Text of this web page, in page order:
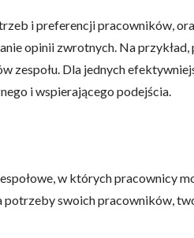
i preferencji pracowników,
opinii zwrotnych. Na przykład,
zespołu. Dla jednych
i wspierającego podejścia.
w których pracownicy
potrzeby swoich pracowników,
różni użytkownicy zachowują się
Celem jest wyświetlanie
cenne dla wydawców i